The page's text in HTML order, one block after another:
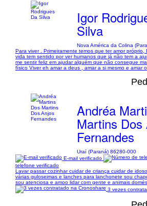
Igor
Silva
Nova América da Colina
Para viver . Primeiramente temos que ter amor próprio,
vida tem sentido por ver humanos que já não tem a
me sentir feliz em ajudar alguém que não consegue
físico Viver eh amar a deus , amar a si mesmo e amar
Andréa
Martins Dos
Fernandes
Uraí (Paraná) 86280-000
E-mail verificado
telefone verificado
Lavar passar cozinhar cuidar de criança cuidar de
várias guloseimas e lanches para lanchonete sou
sou atenciosa e amoo lidar com gente e animais
3 vezes